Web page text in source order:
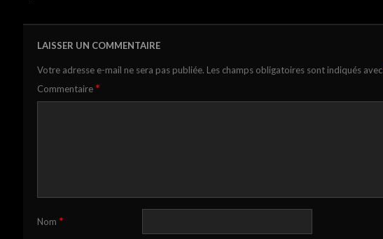
LAISSER UN COMMENTAIRE
Votre adresse e-mail ne sera pas publiée. Les champs obligatoires sont indiqués avec
Commentaire *
Nom *